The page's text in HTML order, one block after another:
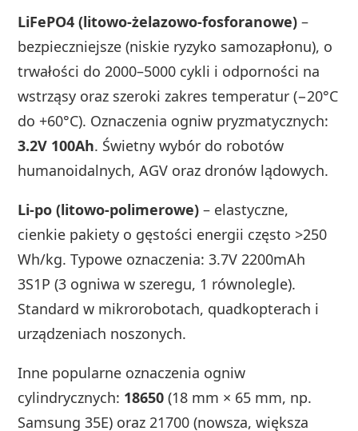
LiFePO4 (litowo-żelazowo-fosforanowe) –
bezpieczniejsze (niskie ryzyko samozapłonu), o
trwałości do 2000–5000 cykli i odporności na
wstrząsy oraz szeroki zakres temperatur (−20°C
do +60°C). Oznaczenia ogniw pryzmatycznych:
3.2V 100Ah. Świetny wybór do robotów
humanoidalnych, AGV oraz dronów lądowych.
Li-po (litowo-polimerowe) – elastyczne,
cienkie pakiety o gęstości energii często >250
Wh/kg. Typowe oznaczenia: 3.7V 2200mAh
3S1P (3 ogniwa w szeregu, 1 równolegle).
Standard w mikrorobotach, quadkopterach i
urządzeniach noszonych.
Inne popularne oznaczenia ogniw
cylindrycznych: 18650 (18 mm × 65 mm, np.
Samsung 35E) oraz 21700 (nowsza, większa